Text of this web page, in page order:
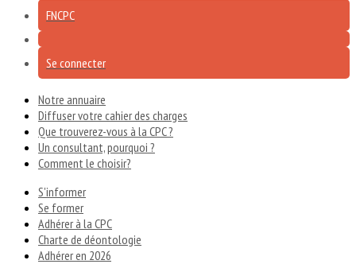
FNCPC
Se connecter
Notre annuaire
Diffuser votre cahier des charges
Que trouverez-vous à la CPC ?
Un consultant, pourquoi ?
Comment le choisir?
S'informer
Se former
Adhérer à la CPC
Charte de déontologie
Adhérer en 2026